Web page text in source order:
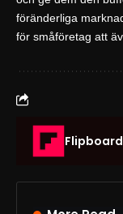
föränderliga
för småföretag att
Flipboard